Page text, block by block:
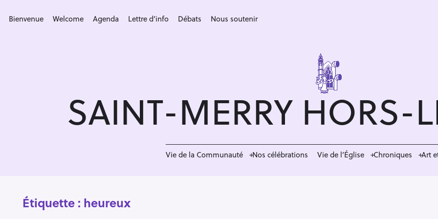
Bienvenue Welcome Agenda Lettre d’info Débats Nous soutenir
SAINT-MERRY HORS-
Vie de la Communauté Nos célébrations Vie de l’Église Chroniques Art
Étiquette : heureux